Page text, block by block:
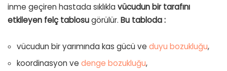
inme geçiren hastada sıklıkla vücudun bir tarafını
etkileyen felç tablosugörülür. Bu tabloda :
vücudun bir yarımında kas gücü ve duyu bozukluğu,
koordinasyon ve denge bozukluğu,